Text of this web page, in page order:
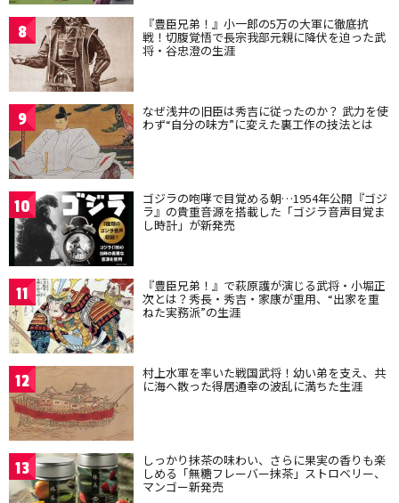
8 『豊臣兄弟！』小一郎の5万の大軍に徹底抗
戦！切腹覚悟で長宗我部元親に降伏を迫った武
将・谷忠澄の生涯
9 なぜ浅井の旧臣は秀吉に従ったのか？ 武力を使
わず“自分の味方”に変えた裏工作の技法とは
10 ゴジラの咆哮で目覚める朝…1954年公開『ゴジ
ラ』の貴重音源を搭載した「ゴジラ音声目覚ま
し時計」が新発売
11 『豊臣兄弟！』で萩原護が演じる武将・小堀正
次とは？秀長・秀吉・家康が重用、“出家を重
ねた実務派”の生涯
12 村上水軍を率いた戦国武将！幼い弟を支え、共
に海へ散った得居通幸の波乱に満ちた生涯
13 しっかり抹茶の味わい、さらに果実の香りも楽
しめる「無糖フレーバー抹茶」ストロベリー、
マンゴー新発売